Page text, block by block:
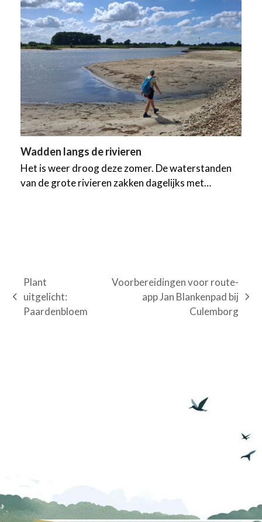
Wadden langs de rivieren
Het is weer droog deze zomer. De waterstanden
van de grote rivieren zakken dagelijks met…
previous
post:
Plant
uitgelicht:
Paardenbloem
Voorbereidingen voor route-
app Jan Blankenpad bij
Culemborg